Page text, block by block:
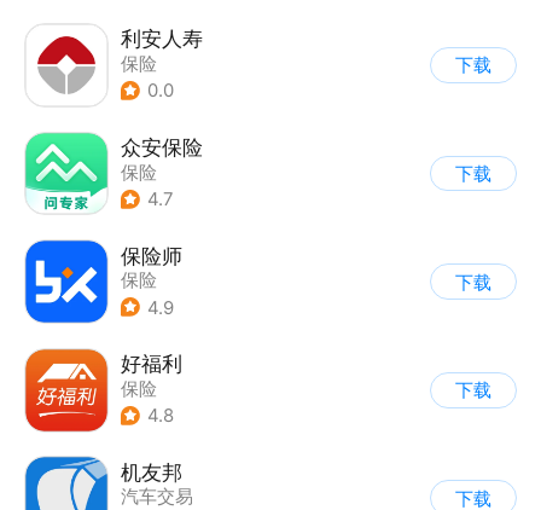
利安人寿
保险
0.0
下载
众安保险
保险
4.7
下载
保险师
保险
4.9
下载
好福利
保险
4.8
下载
机友邦
汽车交易
下载